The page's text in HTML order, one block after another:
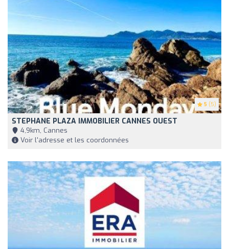
5 (5)
STEPHANE PLAZA IMMOBILIER CANNES OUEST
4,9km, Cannes
Voir l'adresse et les coordonnées